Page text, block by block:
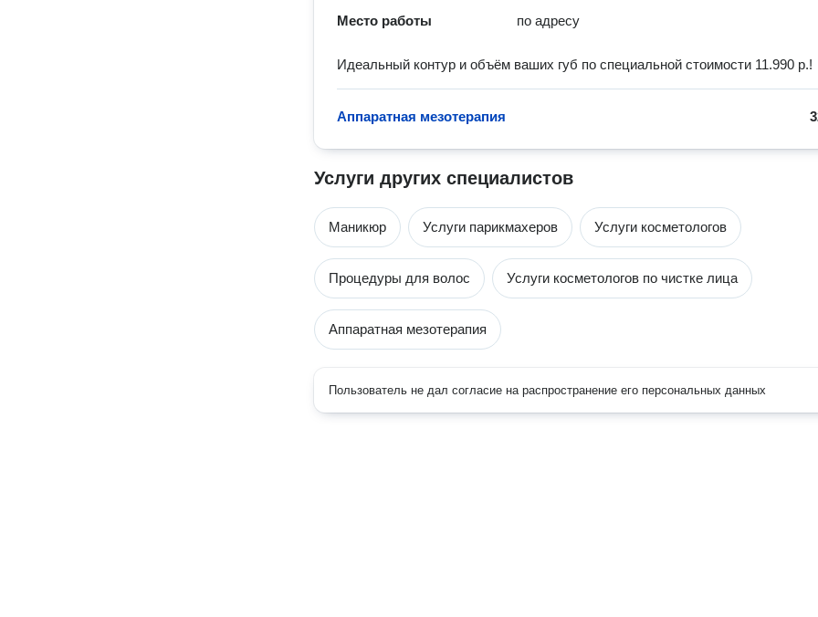
Место работы
по адресу
Идеальный контур и объём ваших губ по специальной стоимости 11.990 р.!
Аппаратная мезотерапия
Услуги других специалистов
Маникюр Услуги парикмахеров Услуги косметологов
Процедуры для волос Услуги косметологов по чистке лица
Аппаратная мезотерапия
Пользователь не дал согласие на распространение его персональных данных